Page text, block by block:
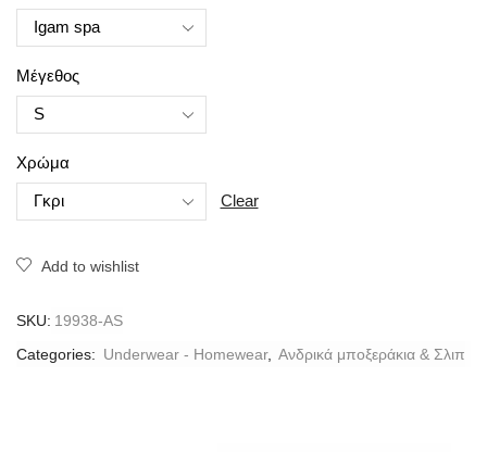
Μέγεθος
Χρώμα
Clear
Add to wishlist
SKU: 19938-AS
Categories: Underwear - Homewear, Ανδρικά μποξεράκια & Σλιπ